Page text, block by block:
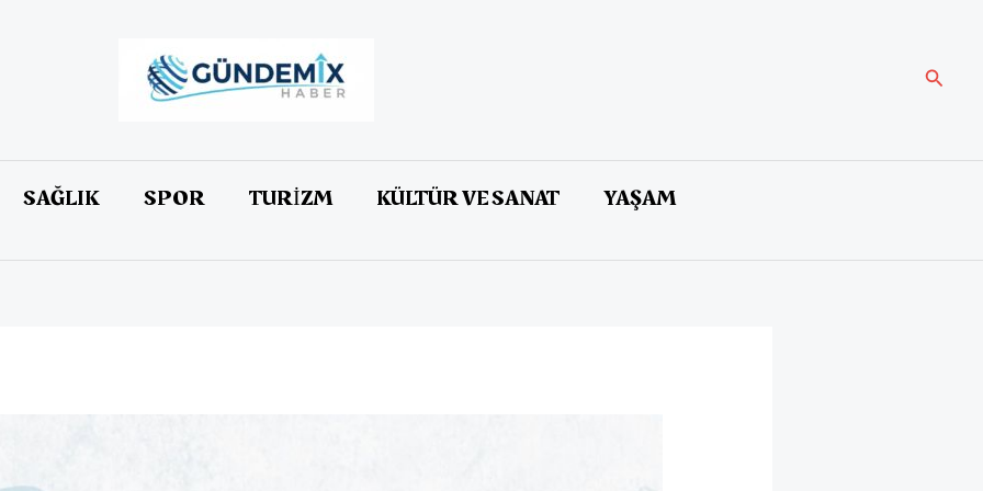
Arama
SAĞLIK SPOR TURİZM KÜLTÜR VE SANAT YAŞAM